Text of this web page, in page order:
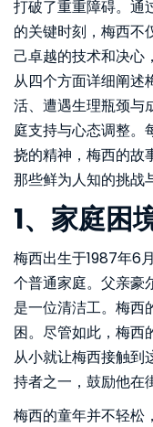
打破了重重障碍。通
的关键时刻，梅西不
己卓越的技术和决心
从四个方面详细阐述
活、遭遇生理瓶颈与
庭支持与心态调整。
挠的精神，梅西的故
那些鲜为人知的挑战
1、家庭困
梅西出生于1987年6
个普通家庭。父亲豪
是一位清洁工。梅西
困。尽管如此，梅西
从小就让梅西接触到
持者之一，鼓励他在
梅西的童年并不轻松